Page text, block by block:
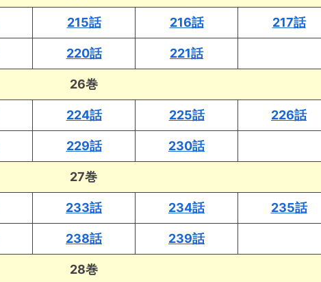
215話 216話 217話
220話 221話
26巻
224話 225話 226話
229話 230話
27巻
233話 234話 235話
238話 239話
28巻